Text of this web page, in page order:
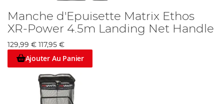
Manche d'Epuisette Matrix Ethos
XR-Power 4.5m Landing Net Handle
129,99 € 117,95 €
Ajouter Au Panier